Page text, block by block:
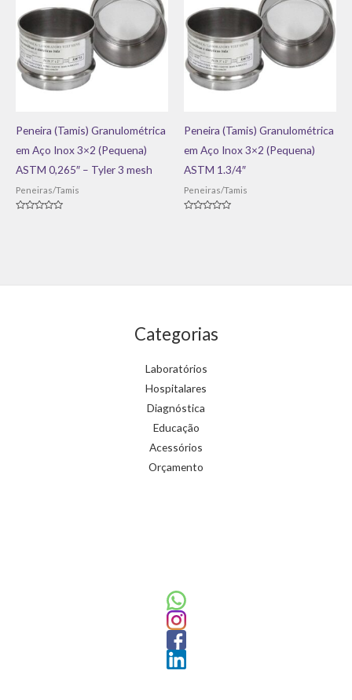
Peneira (Tamis) Granulométrica
em Aço Inox 3×2 (Pequena)
ASTM 0,265″ – Tyler 3 mesh
Peneiras/Tamis
Peneira (Tamis) Granulométrica
em Aço Inox 3×2 (Pequena)
ASTM 1.3/4″
Peneiras/Tamis
Categorias
Laboratórios
Hospitalares
Diagnóstica
Educação
Acessórios
Orçamento